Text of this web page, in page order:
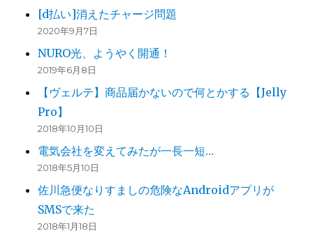
[d払い]消えたチャージ問題
2020年9月7日
NURO光、ようやく開通！
2019年6月8日
【ヴェルテ】商品届かないので何とかする【Jelly
Pro】
2018年10月10日
電気会社を変えてみたが一長一短…
2018年5月10日
佐川急便なりすましの危険なAndroidアプリが
SMSで来た
2018年1月18日